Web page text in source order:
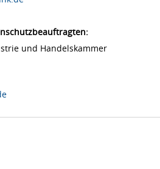
und Handelskammer